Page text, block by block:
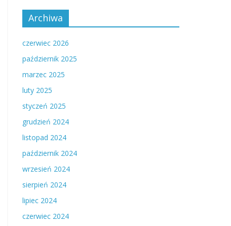
Archiwa
czerwiec 2026
październik 2025
marzec 2025
luty 2025
styczeń 2025
grudzień 2024
listopad 2024
październik 2024
wrzesień 2024
sierpień 2024
lipiec 2024
czerwiec 2024